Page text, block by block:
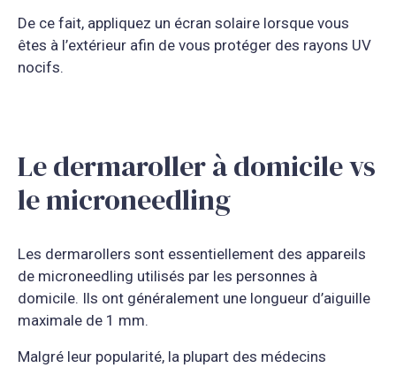
De ce fait, appliquez un écran solaire lorsque vous
êtes à l’extérieur afin de vous protéger des rayons UV
nocifs.
Le dermaroller à domicile vs
le microneedling
Les dermarollers sont essentiellement des appareils
de microneedling utilisés par les personnes à
domicile. Ils ont généralement une longueur d’aiguille
maximale de 1 mm.
Malgré leur popularité, la plupart des médecins